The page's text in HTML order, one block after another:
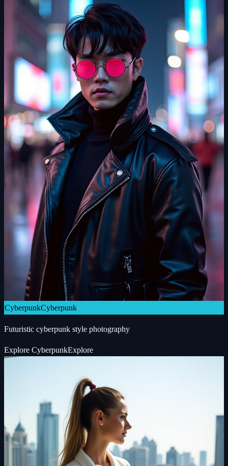
CyberpunkCyberpunk
Futuristic cyberpunk style photography
Explore CyberpunkExplore